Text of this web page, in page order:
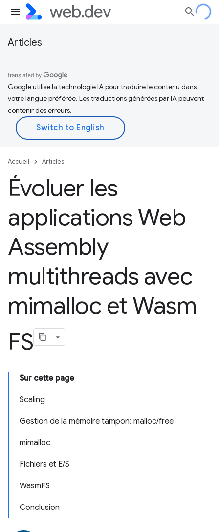
Articles
Google utilise la technologie IA pour traduire le contenu dans
votre langue préférée. Les traductions générées par IA peuvent
contenir des erreurs.
Accueil Articles
Évoluer les
applications Web
Assembly
multithreads avec
mimalloc et Wasm
FS
Sur cette page
Scaling
Gestion de la mémoire tampon: malloc/free
mimalloc
Fichiers et E/S
WasmFS
Conclusion